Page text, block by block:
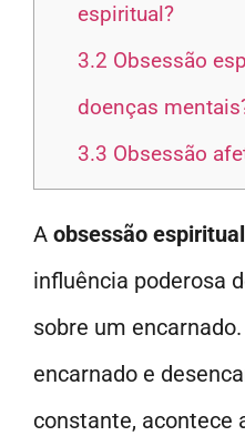
espiritual?
3.2 Obsessão
doenças
3.3 Obsessão
A obsessão espiritual
influência poderosa
sobre um
encarnado e
constante, acontece